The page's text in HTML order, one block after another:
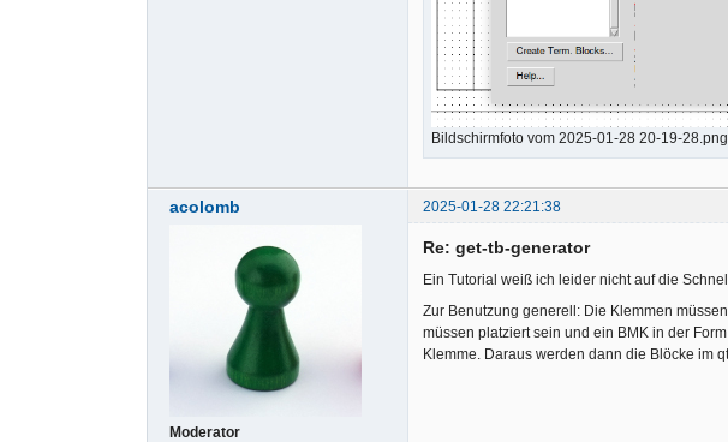
Bildschirmfoto vom 2025-01-28 20-19-
acolomb 2025-01-28 22:21:38
Moderator
Re: get-tb-generator
Ein Tutorial weiß ich leider nicht auf die
Zur Benutzung generell: Die Klemmen
müssen platziert sein und ein BMK in der
Klemme. Daraus werden dann die Blöcke im